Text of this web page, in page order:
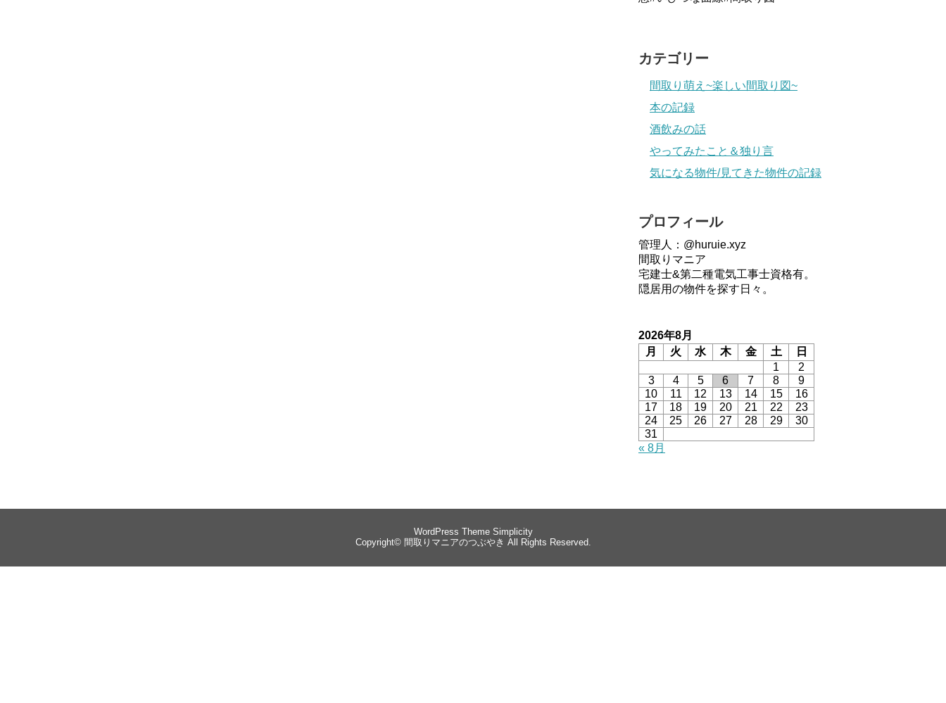
カテゴリー
間取り萌え~楽しい間取り図~
本の記録
酒飲みの話
やってみたこと＆独り言
気になる物件/見てきた物件の記録
プロフィール
管理人：@huruie.xyz
間取りマニア
宅建士&第二種電気工事士資格有。
隠居用の物件を探す日々。
2026年8月
月
火 水 木 金 土
日
1
2
3
4 5 6 7 8
9
10
11 12 13 14 15
16
17
18 19 20 21 22
23
24
25 26 27 28 29
30
31
« 8月
WordPress Theme Simplicity
Copyright© 間取りマニアのつぶやき All Rights Reserved.